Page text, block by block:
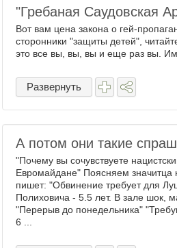
"Гребаная Саудовская
Вот вам цена закона о гей-
сторонники "защиты детей",
это все вы, вы, вы и еще раз вы.
Развернуть
А потом они такие
"Почему вы сочувствуете
Евромайдане" Поясняем значитца
пишет: "Обвинение требует для
Полиховича - 5.5 лет. В зале шок,
"Перерыв до понедельника"
6 ...